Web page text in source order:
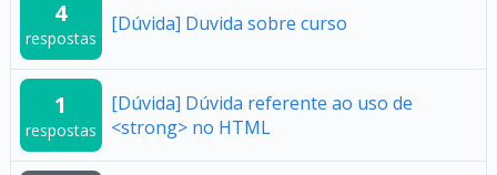
4
respostas
[Dúvida] Duvida sobre curso
1
respostas
[Dúvida] Dúvida referente ao uso de
<strong> no HTML